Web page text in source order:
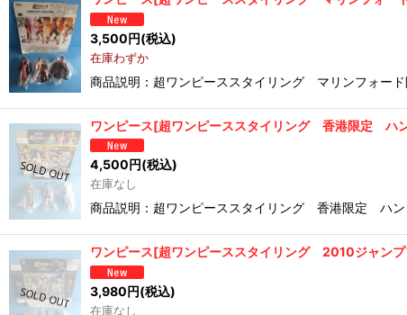
3,500円(税込)
在庫わずか
商品説明：超ワンピーススタイリング マリンフォー
ワンピース[超ワンピーススタイリング 香港限定 ハ
4,500円(税込)
在庫なし
商品説明：超ワンピーススタイリング 香港限定 ハン
ワンピース[超ワンピーススタイリング 2010ジャン
3,980円(税込)
在庫なし